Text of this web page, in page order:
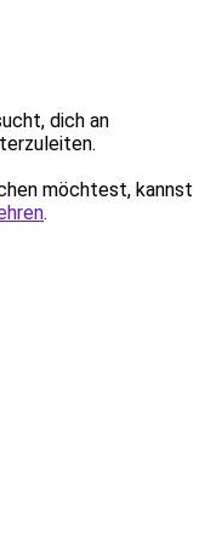
dich an
möchtest, kannst
.